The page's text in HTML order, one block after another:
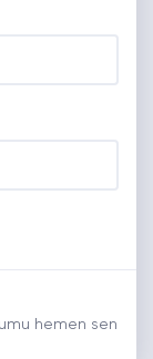
hemen sen